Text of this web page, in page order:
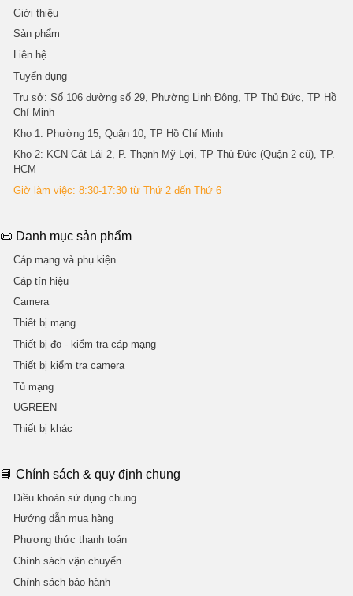
Giới thiệu
Sản phẩm
Liên hệ
Tuyển dụng
Trụ sở: Số 106 đường số 29, Phường Linh Đông, TP Thủ Đức, TP Hồ
Chí Minh
Kho 1 : Phường 15, Quận 10, TP Hồ Chí Minh
Kho 2: KCN Cát Lái 2, P. Thạnh Mỹ Lợi, TP Thủ Đức (Quận 2 cũ), TP.
HCM
Giờ làm việc: 8:30-17:30 từ Thứ 2 đến Thứ 6
📜 Danh mục sản phẩm
Cáp mạng và phụ kiện
Cáp tín hiệu
Camera
Thiết bị mạng
Thiết bị đo - kiểm tra cáp mạng
Thiết bị kiểm tra camera
Tủ mạng
UGREEN
Thiết bị khác
📘 Chính sách & quy định chung
Điều khoản sử dụng chung
Hướng dẫn mua hàng
Phương thức thanh toán
Chính sách vận chuyển
Chính sách bảo hành